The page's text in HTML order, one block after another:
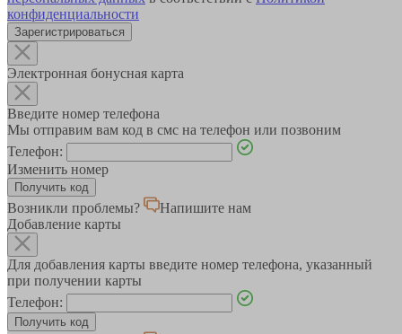
конфиденциальности
Зарегистрироваться
Электронная бонусная карта
Введите номер телефона
Мы отправим вам код в смс на телефон или позвоним
Телефон:
Изменить номер
Возникли проблемы?
Напишите нам
Добавление карты
Для добавления карты введите номер телефона, указанный
при получении карты
Телефон: